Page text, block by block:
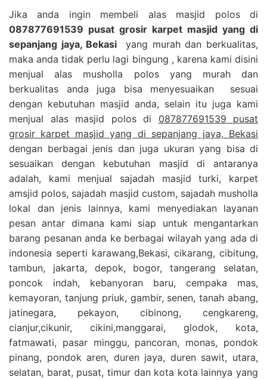
Jika anda ingin membeli alas masjid polos di
087877691539 pusat grosir karpet masjid yang di
sepanjang jaya, Bekasi yang murah dan berkualitas,
maka anda tidak perlu lagi bingung , karena kami disini
menjual alas musholla polos yang murah dan
berkualitas anda juga bisa menyesuaikan sesuai
dengan kebutuhan masjid anda, selain itu juga kami
menjual alas masjid polos di 087877691539 pusat
grosir karpet masjid yang di sepanjang jaya, Bekasi
dengan berbagai jenis dan juga ukuran yang bisa di
sesuaikan dengan kebutuhan masjid di antaranya
adalah, kami menjual sajadah masjid turki, karpet
amsjid polos, sajadah masjid custom, sajadah musholla
lokal dan jenis lainnya, kami menyediakan layanan
pesan antar dimana kami siap untuk mengantarkan
barang pesanan anda ke berbagai wilayah yang ada di
indonesia seperti karawang,Bekasi, cikarang, cibitung,
tambun, jakarta, depok, bogor, tangerang selatan,
poncok indah, kebanyoran baru, cempaka mas,
kemayoran, tanjung priuk, gambir, senen, tanah abang,
jatinegara, pekayon, cibinong, cengkareng,
cianjur,cikunir, cikini,manggarai, glodok, kota,
fatmawati, pasar minggu, pancoran, monas, pondok
pinang, pondok aren, duren jaya, duren sawit, utara,
selatan, barat, pusat, timur dan kota kota lainnya yang